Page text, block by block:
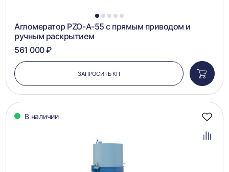
1 2 3 4 5
Агломератор PZO-А-55 с прямым приводом и
ручным раскрытием
561 000 ₽
ЗАПРОСИТЬ КП
в
В наличии